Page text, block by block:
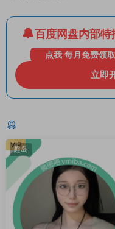
百度网盘内部特
点我 每月免费领
立即
趣岛
VIP